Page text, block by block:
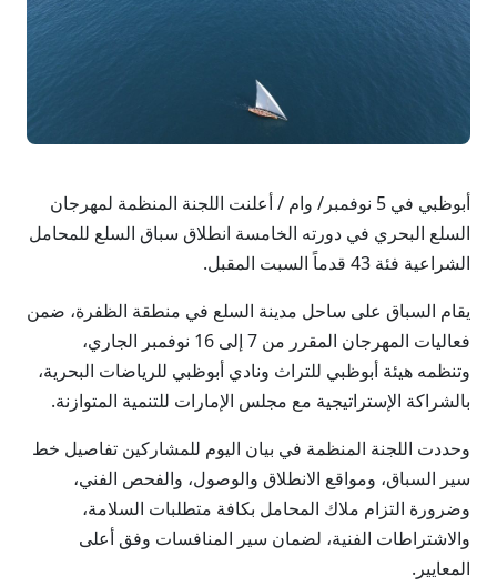
أبوظبي في 5 نوفمبر/ وام / أعلنت اللجنة المنظمة لمهرجان
السلع البحري في دورته الخامسة انطلاق سباق السلع للمحامل
الشراعية فئة 43 قدماً السبت المقبل.
يقام السباق على ساحل مدينة السلع في منطقة الظفرة، ضمن
فعاليات المهرجان المقرر من 7 إلى 16 نوفمبر الجاري،
وتنظمه هيئة أبوظبي للتراث ونادي أبوظبي للرياضات البحرية،
بالشراكة الإستراتيجية مع مجلس الإمارات للتنمية المتوازنة.
وحددت اللجنة المنظمة في بيان اليوم للمشاركين تفاصيل خط
سير السباق، ومواقع الانطلاق والوصول، والفحص الفني،
وضرورة التزام ملاك المحامل بكافة متطلبات السلامة،
والاشتراطات الفنية، لضمان سير المنافسات وفق أعلى
المعايير.